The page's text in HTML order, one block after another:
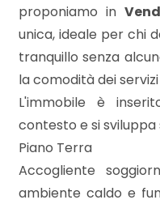
proponiamo in
unica, ideale per chi
tranquillo senza
la comodità dei
L'immobile è
contesto e si sviluppa
Piano Terra
Accogliente
ambiente caldo e
Totale
mq